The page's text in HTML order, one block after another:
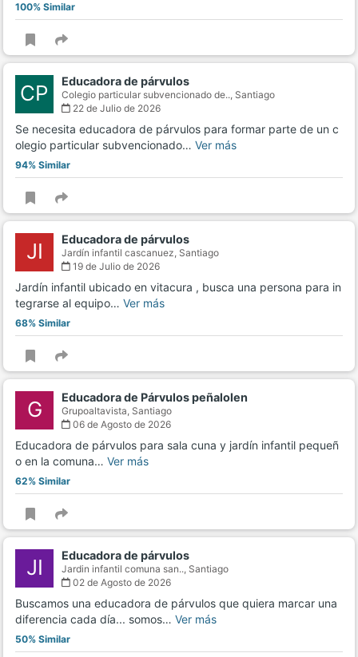
100% Similar
CP Educadora de párvulos
Colegio particular subvencionado de.., Santiago
22 de Julio de 2026
Se necesita educadora de párvulos para formar parte de un c
olegio particular subvencionado… Ver más
94% Similar
JI Educadora de párvulos
Jardín infantil cascanuez, Santiago
19 de Julio de 2026
Jardín infantil ubicado en vitacura , busca una persona para in
tegrarse al equipo… Ver más
68% Similar
G Educadora de Párvulos peñalolen
Grupoaltavista, Santiago
06 de Agosto de 2026
Educadora de párvulos para sala cuna y jardín infantil pequeñ
o en la comuna… Ver más
62% Similar
JI Educadora de párvulos
Jardin infantil comuna san.., Santiago
02 de Agosto de 2026
Buscamos una educadora de párvulos que quiera marcar una
diferencia cada día... somos… Ver más
50% Similar